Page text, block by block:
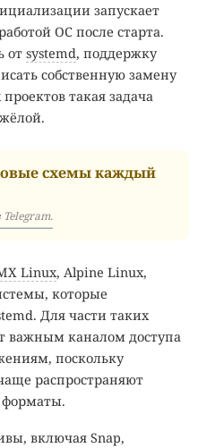
запускает
ОС после старта.
от systemd, поддержку
собственную замену
такая задача
схемы каждый
Linux, Alpine Linux,
которые
Для части таких
важным каналом доступа
поскольку
распространяют
форматы.
включая Snap,